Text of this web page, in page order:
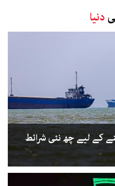
دنیا
کے لیے چھ نئی شرائط